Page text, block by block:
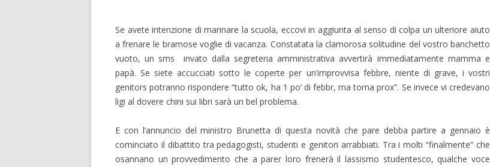
Se avete intenzione di marinare la scuola, eccovi in aggiunta al senso di colpa un ulteriore aiuto
a frenare le bramose voglie di vacanza. Constatata la clamorosa solitudine del vostro banchetto
vuoto, un sms invato dalla segreteria amministrativa avvertirà immediatamente mamma e
papà. Se siete accucciati sotto le coperte per un’improvvisa febbre, niente di grave, i vostri
genitors potranno rispondere “tutto ok, ha 1 po’ di febbr, ma torna prox”. Se invece vi credevano
ligi al dovere chini sui libri sarà un bel problema.
E con l’annuncio del ministro Brunetta di questa novità che pare debba partire a gennaio è
cominciato il dibattito tra pedagogisti, studenti e genitori arrabbiati. Tra i molti “finalmente” che
osannano un provvedimento che a parer loro frenerà il lassismo studentesco, qualche voce